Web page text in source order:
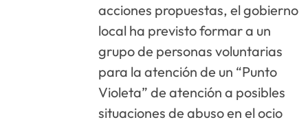
acciones propuestas, el gobierno
local ha previsto formar a un
grupo de personas voluntarias
para la atención de un “Punto
Violeta” de atención a posibles
situaciones de abuso en el ocio